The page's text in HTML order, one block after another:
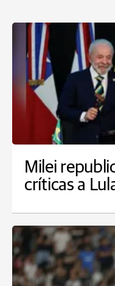
Milei
críticas a